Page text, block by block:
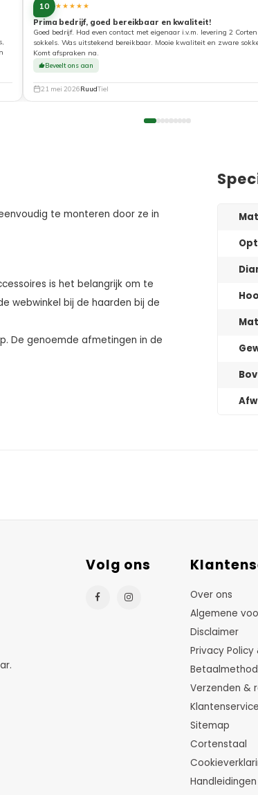
10 ★★★★★
Prima bedrijf, goed bereikbaar en kwaliteit!
Goed bedrijf. Had even contact met eigenaar i.v.m. levering 2
sokkels. Was uitstekend bereikbaar. Mooie kwaliteit en zware
Komt afspraken na.
Beveelt ons aan
21 mei 2026RuudTiel
te monteren door ze in
is het belangrijk om te
webwinkel bij de haarden bij de
De genoemde afmetingen in de
Volg ons
Over ons
Algemene
Disclaimer
Privacy
Verzenden &
Klantenservice
Sitemap
Cortenstaal
Handleidingen